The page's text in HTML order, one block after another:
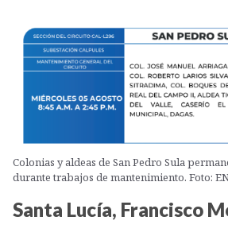
Colonias y aldeas de San Pedro Sula
durante trabajos de mantenimiento. Foto:
Santa Lucía, Francisco